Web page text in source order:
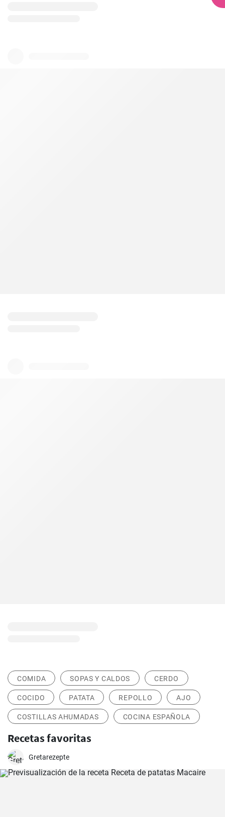
COMIDA SOPAS Y CALDOS CERDO
COCIDO PATATA REPOLLO AJO
COSTILLAS AHUMADAS COCINA ESPAÑOLA
Recetas favoritas
Gretarezepte